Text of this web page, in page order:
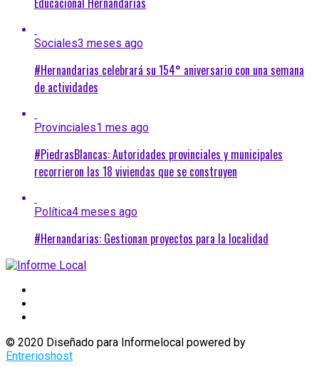
Sociales3 meses ago
#Hernandarias celebrará su 154° aniversario con una semana
de actividades
Provinciales1 mes ago
#PiedrasBlancas: Autoridades provinciales y municipales
recorrieron las 18 viviendas que se construyen
Política4 meses ago
#Hernandarias: Gestionan proyectos para la localidad
© 2020 Diseñado para Informelocal powered by
Entrerioshost